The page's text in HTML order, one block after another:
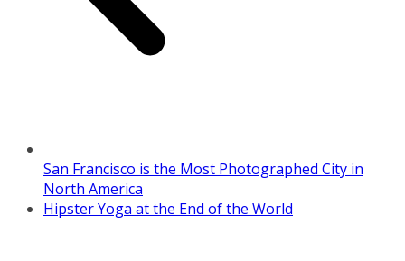
San Francisco is the Most Photographed City in
North America
Hipster Yoga at the End of the World